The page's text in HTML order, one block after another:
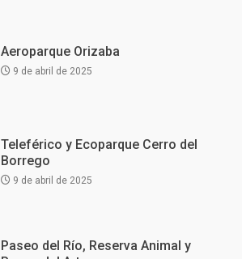
Aeroparque Orizaba
9 de abril de 2025
Teleférico y Ecoparque Cerro del
Borrego
9 de abril de 2025
Paseo del Río, Reserva Animal y